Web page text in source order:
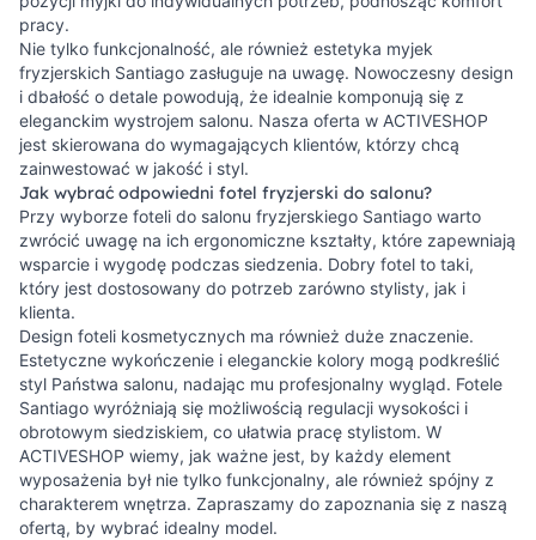
pracy.
Nie tylko funkcjonalność, ale również estetyka myjek
fryzjerskich Santiago zasługuje na uwagę. Nowoczesny design
i dbałość o detale powodują, że idealnie komponują się z
eleganckim wystrojem salonu. Nasza oferta w ACTIVESHOP
jest skierowana do wymagających klientów, którzy chcą
zainwestować w jakość i styl.
Jak wybrać odpowiedni fotel fryzjerski do salonu?
Przy wyborze foteli do salonu fryzjerskiego Santiago warto
zwrócić uwagę na ich ergonomiczne kształty, które zapewniają
wsparcie i wygodę podczas siedzenia. Dobry fotel to taki,
który jest dostosowany do potrzeb zarówno stylisty, jak i
klienta.
Design foteli kosmetycznych ma również duże znaczenie.
Estetyczne wykończenie i eleganckie kolory mogą podkreślić
styl Państwa salonu, nadając mu profesjonalny wygląd. Fotele
Santiago wyróżniają się możliwością regulacji wysokości i
obrotowym siedziskiem, co ułatwia pracę stylistom. W
ACTIVESHOP wiemy, jak ważne jest, by każdy element
wyposażenia był nie tylko funkcjonalny, ale również spójny z
charakterem wnętrza. Zapraszamy do zapoznania się z naszą
ofertą, by wybrać idealny model.